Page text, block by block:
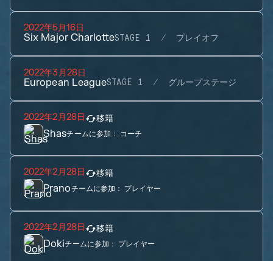
2022年5月16日
Six Major CharlotteSTAGE 1 プレイオフ
2022年3月28日
European LeagueSTAGE 1 グループステージ
2022年2月28日 移籍
Shasチームに参加： コーチ
2022年2月28日 移籍
Pranoチームに参加： プレイヤー
2022年2月28日 移籍
Dokiチームに参加： プレイヤー